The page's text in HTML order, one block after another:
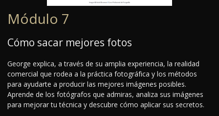
Módulo 7
Cómo sacar mejores fotos
George explica, a través de su amplia experiencia, la realidad
comercial que rodea a la práctica fotográfica y los métodos
para ayudarte a producir las mejores imágenes posibles.
Aprende de los fotógrafos que admiras, analiza sus imágenes
para mejorar tu técnica y descubre cómo aplicar sus secretos.